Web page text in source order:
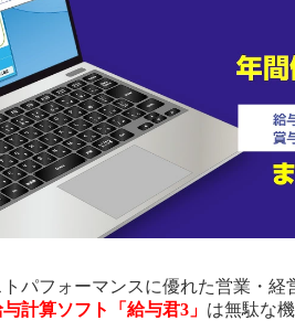
パフォーマンスに優れた営業・経
計算ソフト「給与君3」 は無駄な